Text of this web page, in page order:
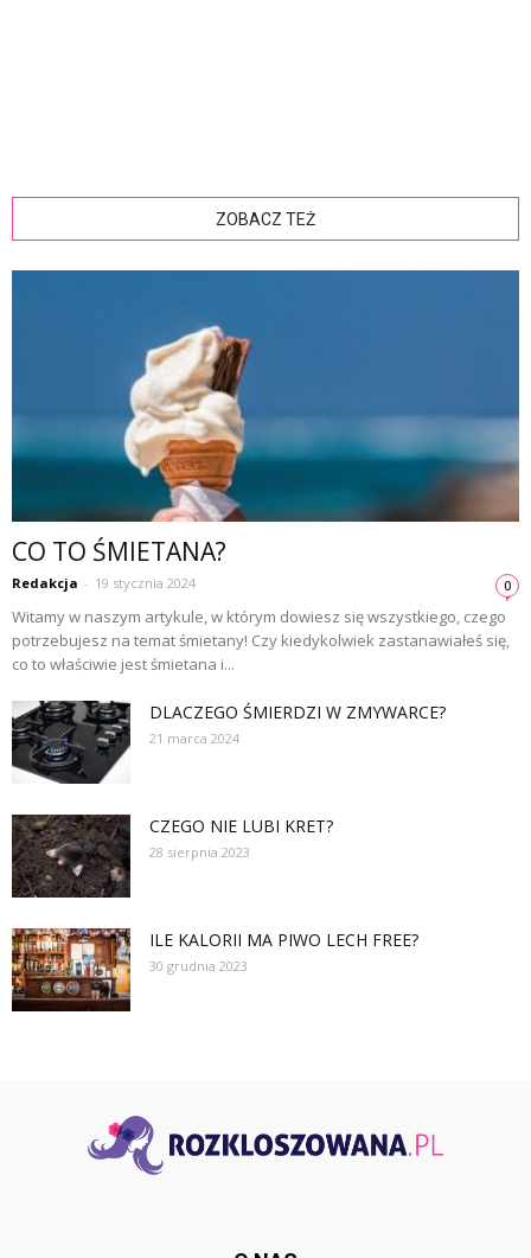
ZOBACZ TEŻ
CO TO ŚMIETANA?
Redakcja - 19 stycznia 2024 0
Witamy w naszym artykule, w którym dowiesz się wszystkiego, czego
potrzebujesz na temat śmietany! Czy kiedykolwiek zastanawiałeś się,
co to właściwie jest śmietana i...
DLACZEGO ŚMIERDZI W ZMYWARCE?
21 marca 2024
CZEGO NIE LUBI KRET?
28 sierpnia 2023
ILE KALORII MA PIWO LECH FREE?
30 grudnia 2023